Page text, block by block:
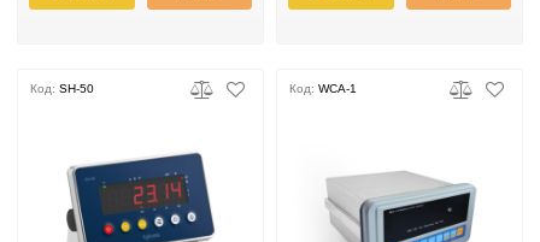
Код: SH-50 Код: WCA-1